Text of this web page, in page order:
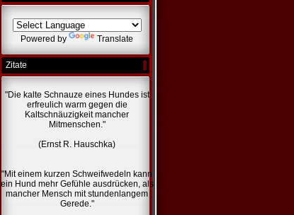
Powered by Translate
Zitate
"Die kalte Schnauze eines Hundes ist
erfreulich warm gegen die
Kaltschnäuzigkeit mancher
Mitmenschen."
(Ernst R. Hauschka)
"Mit einem kurzen Schweifwedeln kann
ein Hund mehr Gefühle ausdrücken, als
mancher Mensch mit stundenlangem
Gerede."